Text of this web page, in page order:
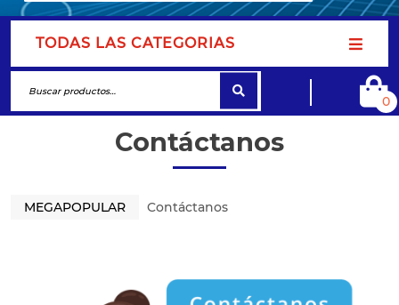
TODAS LAS CATEGORIAS
0
Contáctanos
MEGAPOPULAR Contáctanos